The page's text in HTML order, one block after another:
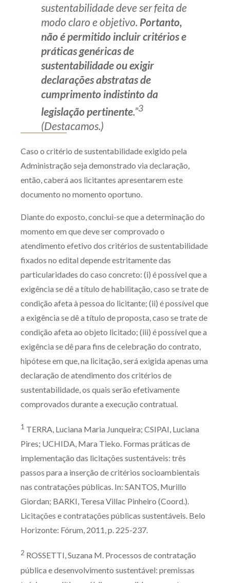
sustentabilidade deve ser feita de
modo claro e objetivo. Portanto,
não é permitido incluir critérios e
práticas genéricas de
sustentabilidade ou exigir
declarações abstratas de
cumprimento indistinto da
legislação pertinente.”3
(Destacamos.)
Caso o critério de sustentabilidade exigido pela
Administração seja demonstrado via declaração,
então, caberá aos licitantes apresentarem este
documento no momento oportuno.
Diante do exposto, conclui-se que a determinação do
momento em que deve ser comprovado o
atendimento efetivo dos critérios de sustentabilidade
fixados no edital depende estritamente das
particularidades do caso concreto: (i) é possível que a
exigência se dê a título de habilitação, caso se trate de
condição afeta à pessoa do licitante; (ii) é possível que
a exigência se dê a título de proposta, caso se trate de
condição afeta ao objeto licitado; (iii) é possível que a
exigência se dê para fins de celebração do contrato,
hipótese em que, na licitação, será exigida apenas uma
declaração de atendimento dos critérios de
sustentabilidade, os quais serão efetivamente
comprovados durante a execução contratual.
1 TERRA, Luciana Maria Junqueira; CSIPAI, Luciana
Pires; UCHIDA, Mara Tieko. Formas práticas de
implementação das licitações sustentáveis: três
passos para a inserção de critérios socioambientais
nas contratações públicas. In: SANTOS, Murillo
Giordan; BARKI, Teresa Villac Pinheiro (Coord.).
Licitações e contratações públicas sustentáveis. Belo
Horizonte: Fórum, 2011, p. 225-237.
2 ROSSETTI, Suzana M. Processos de contratação
pública e desenvolvimento sustentável: premissas